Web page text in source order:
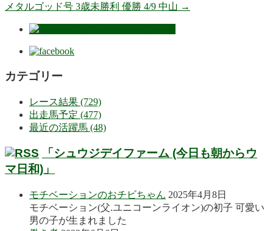
メタルゴッド号 3歳未勝利 優勝 4/9 中山 →
カテゴリー
レース結果 (729)
出走馬予定 (477)
最近の活躍馬 (48)
「シュウジデイファーム (今日も朝からウ
マ日和)」
モチベーションのおチビちゃん 2025年4月8日
モチベーション(父.ユニコーンライオン)の初子 可愛い
男の子が生まれました